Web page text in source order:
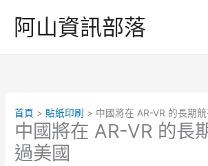
阿山資訊部落
首頁 貼紙印刷 中國將在 AR-VR 的長期
中國將在 AR-VR 的長
過美國